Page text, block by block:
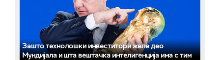
Зашто технолошки инвеститори желе део
Мундијала и шта вештачка интелигенција има с тим